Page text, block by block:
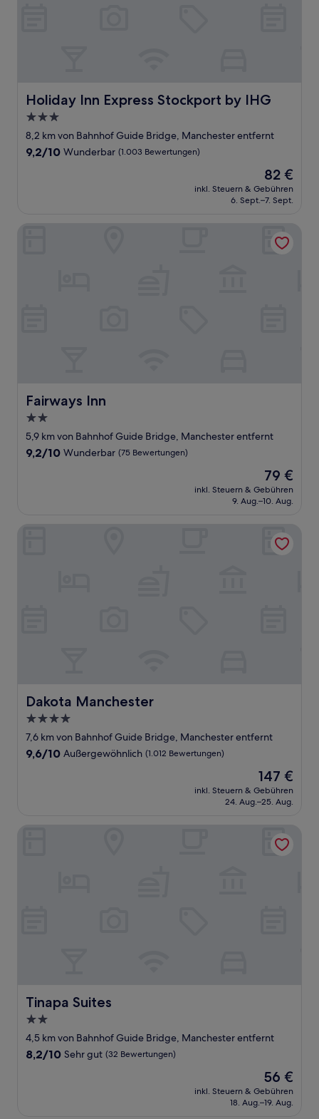
Holiday Inn Express Stockport by IHG
Holiday Inn Express Stockport by IHG
3.0-
Sterne-
Unterkunft
8,2 km von Bahnhof Guide Bridge, Manchester entfernt
9.2
9,2/10 Wunderbar (1.003 Bewertungen)
Der
Preis
beträgt
82 €
inkl. Steuern & Gebühren
6. Sept.–7. Sept.
Fairways Inn
Fairways Inn
2.0-
Sterne-
Unterkunft
5,9 km von Bahnhof Guide Bridge, Manchester entfernt
9.2
9,2/10 Wunderbar (75 Bewertungen)
Der
Preis
beträgt
79 €
inkl. Steuern & Gebühren
9. Aug.–10. Aug.
Dakota Manchester
Dakota Manchester
4.0-
Sterne-
Unterkunft
7,6 km von Bahnhof Guide Bridge, Manchester entfernt
9.6
9,6/10 Außergewöhnlich (1.012 Bewertungen)
Der
Preis
beträgt
147 €
inkl. Steuern & Gebühren
24. Aug.–25. Aug.
Tinapa Suites
Tinapa Suites
2.0-
Sterne-
Unterkunft
4,5 km von Bahnhof Guide Bridge, Manchester entfernt
8.2
8,2/10 Sehr gut (32 Bewertungen)
Der
Preis
beträgt
56 €
inkl. Steuern & Gebühren
18. Aug.–19. Aug.